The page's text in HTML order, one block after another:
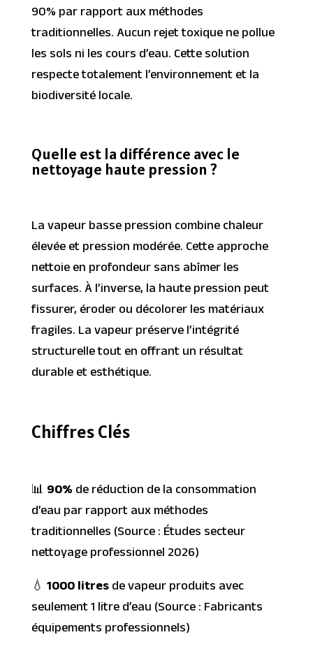
90% par rapport aux méthodes
traditionnelles. Aucun rejet toxique ne pollue
les sols ni les cours d’eau. Cette solution
respecte totalement l’environnement et la
biodiversité locale.
Quelle est la différence avec le
nettoyage haute pression ?
La vapeur basse pression combine chaleur
élevée et pression modérée. Cette approche
nettoie en profondeur sans abîmer les
surfaces. À l’inverse, la haute pression peut
fissurer, éroder ou décolorer les matériaux
fragiles. La vapeur préserve l’intégrité
structurelle tout en offrant un résultat
durable et esthétique.
Chiffres Clés
📊 90%de réduction de la consommation
d’eau par rapport aux méthodes
traditionnelles (Source : Études secteur
nettoyage professionnel 2026)
💧 1000 litresde vapeur produits avec
seulement 1 litre d’eau (Source : Fabricants
équipements professionnels)